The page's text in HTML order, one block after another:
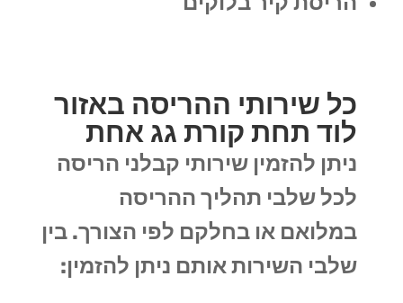
כל שירותי ההריסה באזור
לוד תחת קורת גג אחת
ניתן להזמין שירותי קבלני הריסה
לכל שלבי תהליך ההריסה
במלואם או בחלקם לפי הצורך. בין
שלבי השירות אותם ניתן להזמין: